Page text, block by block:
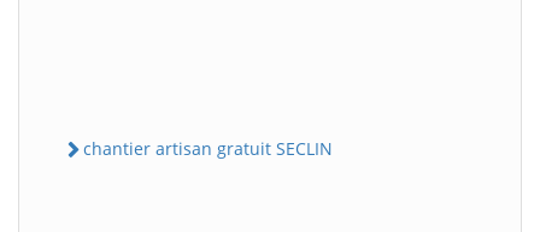
chantier artisan gratuit SECLIN